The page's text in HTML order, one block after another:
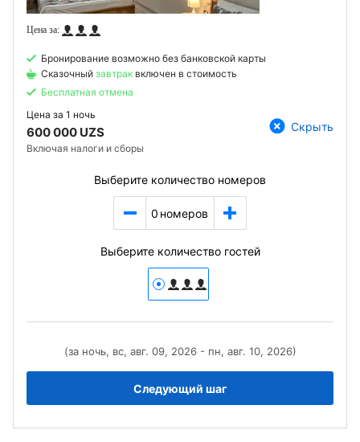
Бронирование возможно без банковской карты
Сказочный завтрак включен в стоимость
Бесплатная отмена
Цена за 1 ночь
600 000 UZS
Включая налоги и сборы
Скрыть
Выберите количество номеров
0 номеров
Выберите количество гостей
(за ночь, вс, авг. 09, 2026 - пн, авг. 10, 2026)
Следующий шаг